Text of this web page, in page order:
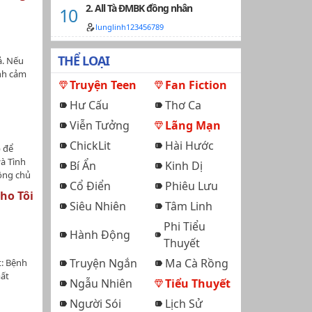
Ma
9:
người
còn
trên
có
ra
vệ
Nếu
cảm
để
Tình
chủ
của
Doran
Tôi
Bệnh
2. All Tà ĐMBK đồng nhân
lunglinh123456789
THỂ LOẠI
Truyện Teen
Fan Fiction
Hư Cấu
Thơ Ca
Viễn Tưởng
Lãng Mạn
ChickLit
Hài Hước
Bí Ẩn
Kinh Dị
Cổ Điển
Phiêu Lưu
Siêu Nhiên
Tâm Linh
Hành Động
Phi Tiểu
Thuyết
Truyện Ngắn
Ma Cà Rồng
Ngẫu Nhiên
Tiểu Thuyết
Người Sói
Lịch Sử